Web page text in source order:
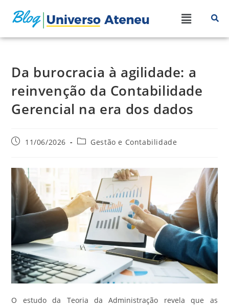
Da burocracia à agilidade: a
reinvenção da Contabilidade
Gerencial na era dos dados
11/06/2026 Gestão e Contabilidade
O estudo da Teoria da Administração revela que as